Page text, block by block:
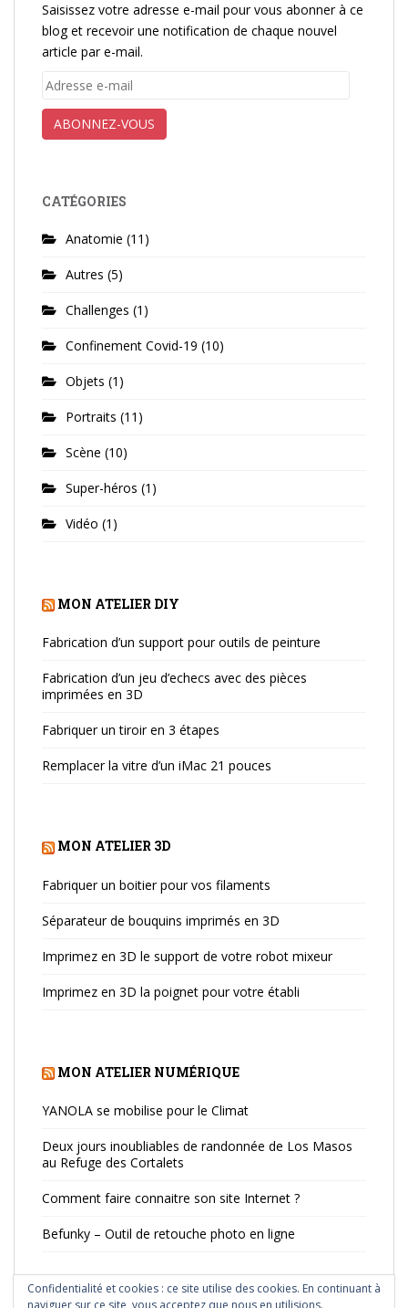
Saisissez votre adresse e-mail pour vous abonner à ce
blog et recevoir une notification de chaque nouvel
article par e-mail.
Adresse
mail
ABONNEZ-VOUS
CATÉGORIES
Anatomie (11)
Autres (5)
Challenges (1)
Confinement Covid-19 (10)
Objets (1)
Portraits (11)
Scène (10)
Super-héros (1)
Vidéo (1)
MON ATELIER DIY
Fabrication d’un support pour outils de peinture
Fabrication d’un jeu d’echecs avec des pièces
imprimées en 3D
Fabriquer un tiroir en 3 étapes
Remplacer la vitre d’un iMac 21 pouces
MON ATELIER 3D
Fabriquer un boitier pour vos filaments
Séparateur de bouquins imprimés en 3D
Imprimez en 3D le support de votre robot mixeur
Imprimez en 3D la poignet pour votre établi
MON ATELIER NUMÉRIQUE
YANOLA se mobilise pour le Climat
Deux jours inoubliables de randonnée de Los Masos
au Refuge des Cortalets
Comment faire connaitre son site Internet ?
Befunky – Outil de retouche photo en ligne
Confidentialité et cookies : ce site utilise des cookies. En continuant à
naviguer sur ce site, vous acceptez que nous en utilisions.